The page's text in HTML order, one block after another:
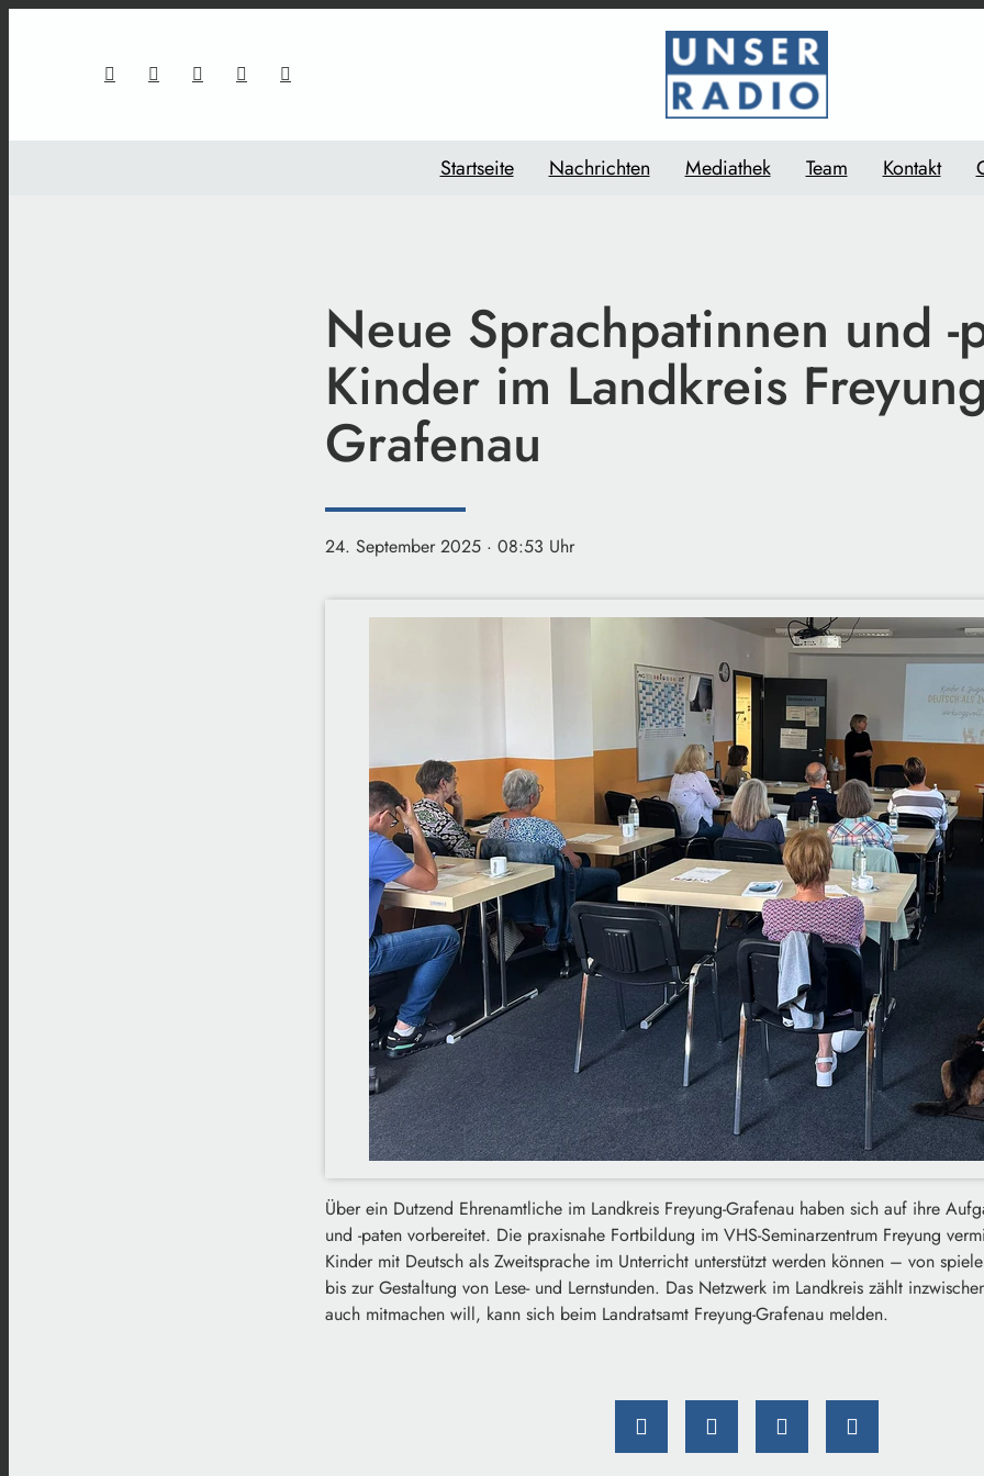
Startseite Nachrichten Mediathek Team Kontakt
Neue Sprachpatinnen und -
Kinder im Landkreis
Grafenau
24. September 2025 · 08:53 Uhr
Über ein Dutzend Ehrenamtliche im Landkreis Freyung-Grafenau haben sich auf ihre
und -paten vorbereitet. Die praxisnahe Fortbildung im VHS-Seminarzentrum Freyung
Kinder mit Deutsch als Zweitsprache im Unterricht unterstützt werden können – von
bis zur Gestaltung von Lese- und Lernstunden. Das Netzwerk im Landkreis zählt
auch mitmachen will, kann sich beim Landratsamt Freyung-Grafenau melden.